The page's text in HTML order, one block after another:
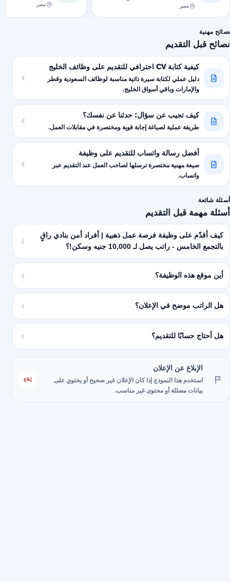
متوفر!
مصر مصر
نصائح مهنية
نصائح قبل التقديم
كيفية كتابة CV احترافي للتقديم على وظائف الخليج
دليل عملي لكتابة سيرة ذاتية مناسبة لوظائف السعودية وقطر
والإمارات وباقي أسواق الخليج.
كيف تجيب عن سؤال: حدثنا عن نفسك؟
طريقة عملية لصياغة إجابة قوية ومختصرة في مقابلات العمل.
أفضل رسالة واتساب للتقديم على وظيفة
صيغة مهنية مختصرة ترسلها لصاحب العمل عند التقديم عبر
واتساب.
أسئلة شائعة
أسئلة مهمة قبل التقديم
كيف أقدّم على وظيفة فرصة عمل ذهبية | أفراد أمن بنادي راقٍ
بالتجمع الخامس - راتب يصل لـ 10,000 جنيه وسكن!؟
أين موقع هذه الوظيفة؟
هل الراتب موضح في الإعلان؟
هل أحتاج حسابًا للتقديم؟
الإبلاغ عن الإعلان
استخدم هذا النموذج إذا كان الإعلان غير صحيح أو يحتوي على
بيانات مضللة أو محتوى غير مناسب.
إبلاغ